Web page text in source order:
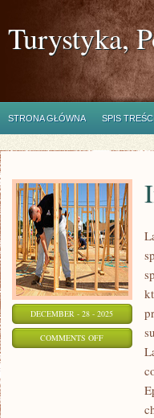
Turystyka,
STRONA GŁÓWNA SPIS
DECEMBER - 28 - 2025
COMMENTS OFFON